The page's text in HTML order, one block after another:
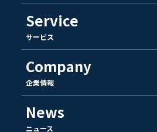
Service
サービス
Company
企業情報
News
ニュース